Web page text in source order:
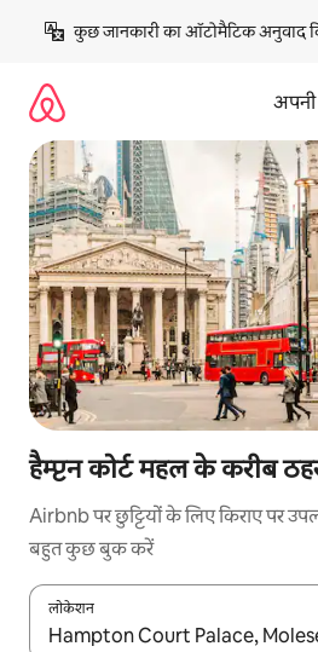
छोड़कर
कॉन्टेंट
कुछ जानकारी का ऑटोमैटिक अनुवाद
हैम्प्टन कोर्ट महल के करीब
Airbnb पर छुट्टियों के लिए किराए पर
बहुत कुछ बुक करें
लोकेशन
नतीजों के उपलब्ध होने पर, अप और डाउन